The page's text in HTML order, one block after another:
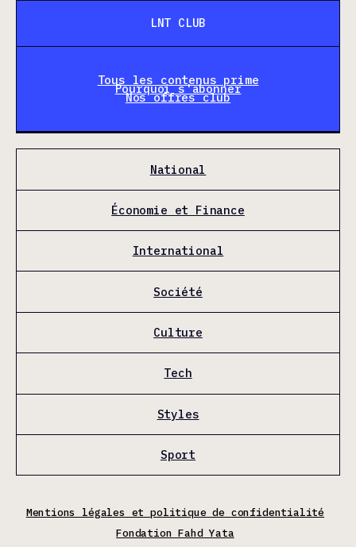
LNT CLUB
Tous les contenus prime
Pourquoi s'abonner
Nos offres club
National
Économie et Finance
International
Société
Culture
Tech
Styles
Sport
Mentions légales et politique de confidentialité
Fondation Fahd Yata